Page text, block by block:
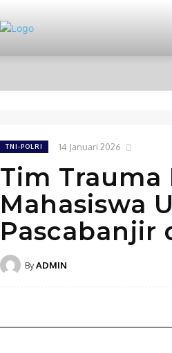
TNI-POLRI 14 Januari 2026
Tim Trauma
Mahasiswa
Pascabanjir
ByADMIN